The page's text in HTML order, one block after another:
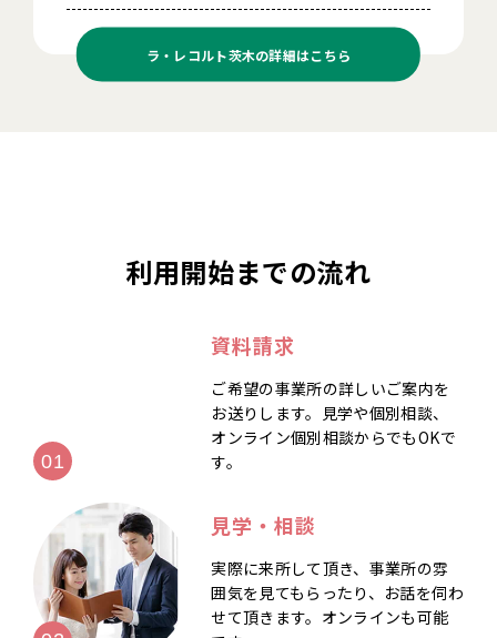
ラ・レコルト茨木の詳細はこちら
利用開始までの流れ
資料請求
ご希望の事業所の詳しいご案内を
お送りします。見学や個別相談、
オンライン個別相談からでもOKで
す。
見学・相談
実際に来所して頂き、事業所の雰
囲気を見てもらったり、お話を伺わ
せて頂きます。オンラインも可能